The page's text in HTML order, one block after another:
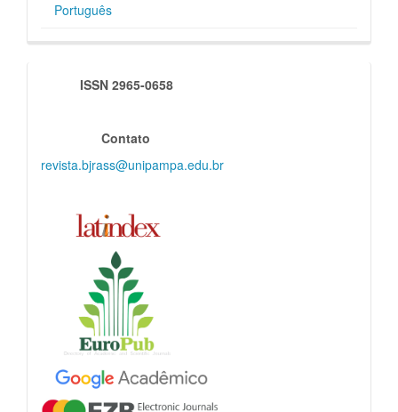
Português
indexadores
ISSN 2965-0658
Contato
revista.bjrass@unipampa.edu.br